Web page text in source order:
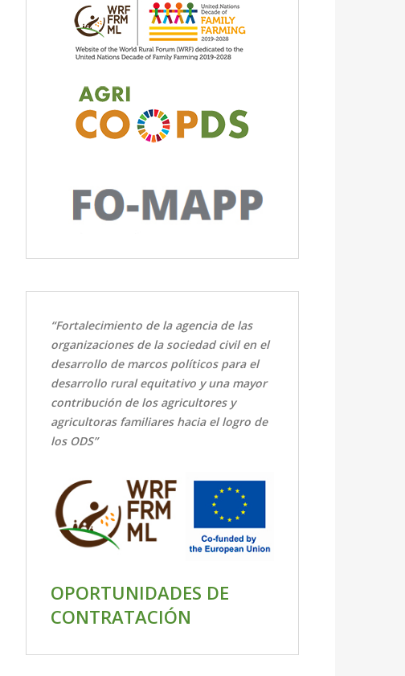
“Fortalecimiento de la agencia de las
organizaciones de la sociedad civil en el
desarrollo de marcos políticos para el
desarrollo rural equitativo y una mayor
contribución de los agricultores y
agricultoras familiares hacia el logro de
los ODS”
OPORTUNIDADES DE
CONTRATACIÓN